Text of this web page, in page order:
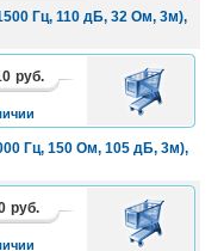
Гц, 110 дБ, 32 Ом, 3м),
Гц, 150 Ом, 105 дБ, 3м),
руб.
В
КОРЗИНУ
руб.
В
КОРЗИНУ